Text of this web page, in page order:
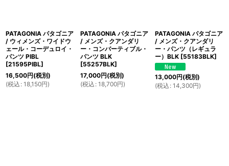
PATAGONIA パタゴニア
/ ウィメンズ・ワイドウ
ェール・コーデュロイ・
パンツ PIBL
[21595PIBL]
16,500円(税別)
(税込 : 18,150円)
PATAGONIA パタゴニア
/ メンズ・クアンダリ
ー・コンバーティブル・
パンツ BLK
[55257BLK]
17,000円(税別)
(税込 : 18,700円)
PATAGONIA パタゴニア
/ メンズ・クアンダリ
ー・パンツ（レギュラ
ー）BLK [55183BLK]
13,000円(税別)
(税込 : 14,300円)